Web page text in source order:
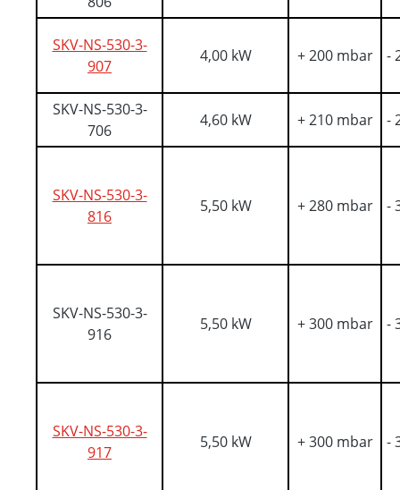
SKV-NS-530-3-
907
4,00 kW + 200 mbar -
SKV-NS-530-3-
706
4,60 kW + 210 mbar -
SKV-NS-530-3-
816
5,50 kW + 280 mbar -
SKV-NS-530-3-
916
5,50 kW + 300 mbar -
SKV-NS-530-3-
917
5,50 kW + 300 mbar -